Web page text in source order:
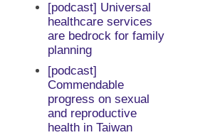
[podcast] Universal
healthcare services
are bedrock for family
planning
[podcast]
Commendable
progress on sexual
and reproductive
health in Taiwan